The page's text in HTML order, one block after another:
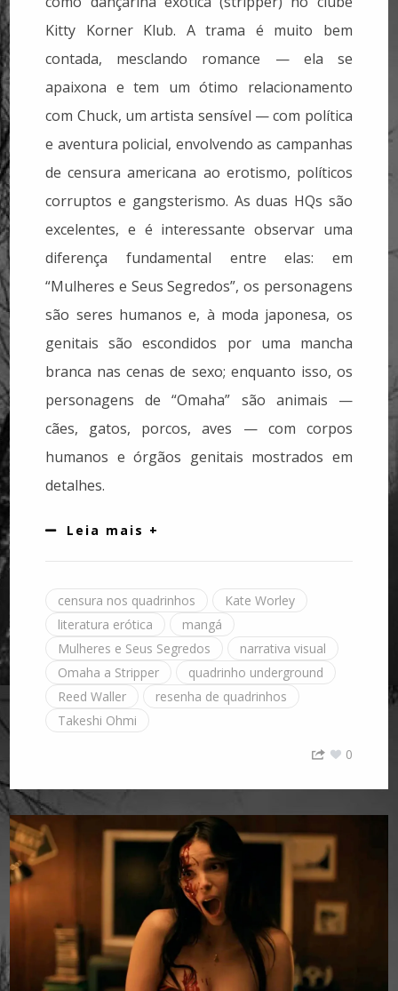
Kitty Korner Klub. A trama é muito bem
contada, mesclando romance — ela se
apaixona e tem um ótimo relacionamento
com Chuck, um artista sensível — com política
e aventura policial, envolvendo as campanhas
de censura americana ao erotismo, políticos
corruptos e gangsterismo. As duas HQs são
excelentes, e é interessante observar uma
diferença fundamental entre elas: em
“Mulheres e Seus Segredos”, os personagens
são seres humanos e, à moda japonesa, os
genitais são escondidos por uma mancha
branca nas cenas de sexo; enquanto isso, os
personagens de “Omaha” são animais —
cães, gatos, porcos, aves — com corpos
humanos e órgãos genitais mostrados em
detalhes.
Leia mais +
censura nos quadrinhos
Kate Worley
literatura erótica
mangá
Mulheres e Seus Segredos
narrativa visual
Omaha a Stripper
quadrinho underground
Reed Waller
resenha de quadrinhos
Takeshi Ohmi
0